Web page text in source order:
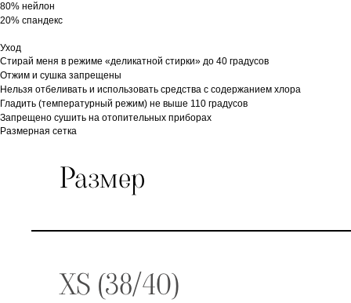
80% нейлон
20% спандекс
Уход
Стирай меня в режиме «деликатной стирки» до 40 градусов
Отжим и сушка запрещены
Нельзя отбеливать и использовать средства с содержанием хлора
Гладить (температурный режим) не выше 110 градусов
Запрещено сушить на отопительных приборах
Размерная сетка